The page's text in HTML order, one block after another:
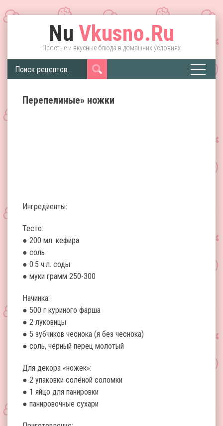
Nu Vkusno.Ru
Простые и вкусные блюда в домашних условиях
Перепелиные» ножки
Ингредиенты:
Тесто:
● 200 мл. кефира
● соль
● 0.5 ч.л. соды
● муки грамм 250-300
Начинка:
● 500 г куриного фарша
● 2 луковицы
● 5 зубчиков чеснока (я без чеснока)
● соль, чёрный перец молотый
Для декора «ножек»:
● 2 упаковки солёной соломки
● 1 яйцо для панировки
● панировочные сухари